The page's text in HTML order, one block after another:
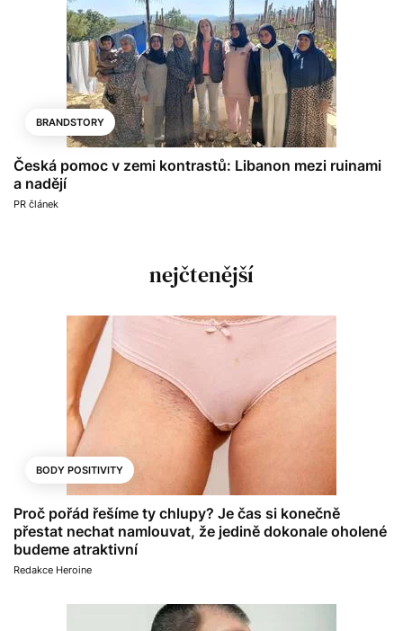
BRANDSTORY
Česká pomoc v zemi kontrastů: Libanon mezi ruinami
a nadějí
PR článek
nejčtenější
BODY POSITIVITY
Proč pořád řešíme ty chlupy? Je čas si konečně
přestat nechat namlouvat, že jedině dokonale oholené
budeme atraktivní
Redakce Heroine